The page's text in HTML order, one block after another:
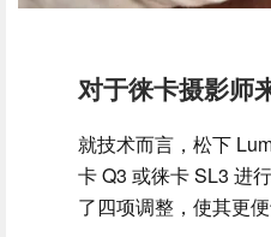
对于徕卡摄影师
就技术而言，松下
卡 Q3 或徕卡 SL3 进
了四项调整，使其更